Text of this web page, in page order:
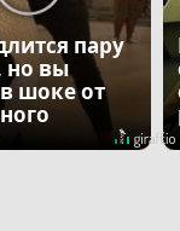
пару
но вы
шоке от